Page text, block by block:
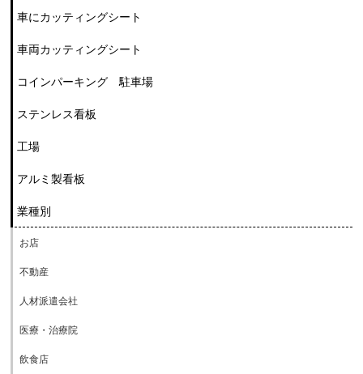
車にカッティングシート
車両カッティングシート
コインパーキング 駐車場
ステンレス看板
工場
アルミ製看板
業種別
お店
不動産
人材派遣会社
医療・治療院
飲食店